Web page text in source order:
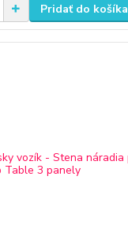
Pridať do košíka